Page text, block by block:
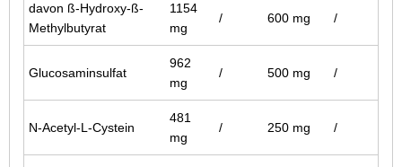
davon ß-Hydroxy-ß-
Methylbutyrat
1154
mg
/ 600 mg /
Glucosaminsulfat
962
mg
/ 500 mg /
N-Acetyl-L-Cystein
481
mg
/ 250 mg /